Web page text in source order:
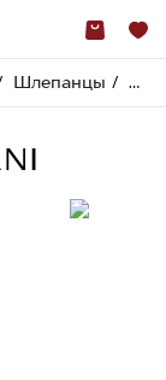
Шлепанцы